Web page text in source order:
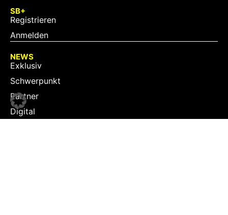
SB+
Registrieren
Anmelden
NEWS
Exklusiv
Schwerpunkt
Partner
Digital